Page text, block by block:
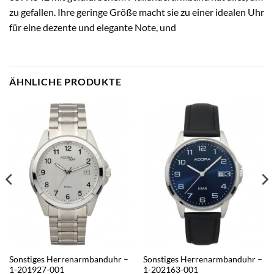
zu gefallen. Ihre geringe Größe macht sie zu einer idealen Uhr
für eine dezente und elegante Note, und
ÄHNLICHE PRODUKTE
Sonstiges Herrenarmbanduhr –
1-201927-001
Sonstiges Herrenarmbanduhr –
1-202163-001